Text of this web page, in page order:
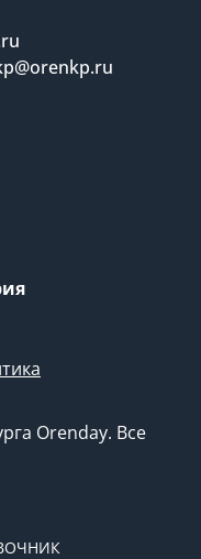
Orenday. Все